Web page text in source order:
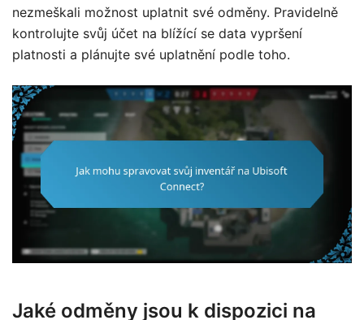
nezmeškali možnost uplatnit své odměny. Pravidelně
kontrolujte svůj účet na blížící se data vypršení
platnosti a plánujte své uplatnění podle toho.
Jaké odměny jsou k dispozici na